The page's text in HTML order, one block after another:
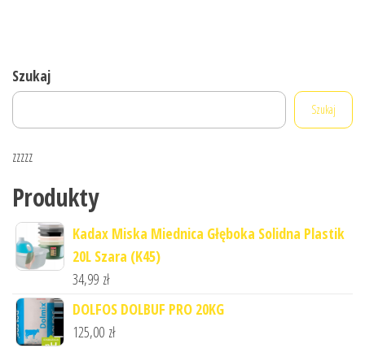
Szukaj
Szukaj
zzzzz
Produkty
Kadax Miska Miednica Głęboka Solidna Plastik
20L Szara (K45)
34,99 zł
DOLFOS DOLBUF PRO 20KG
125,00 zł